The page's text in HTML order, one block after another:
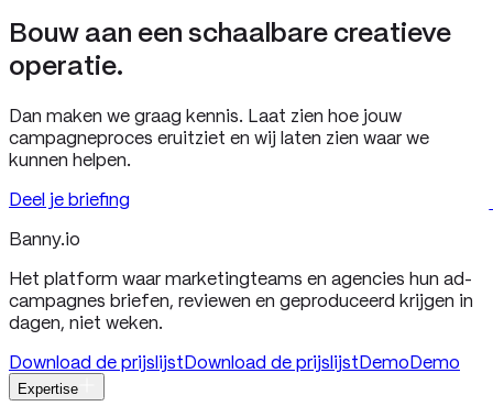
Bouw aan een schaalbare creatieve
operatie.
Dan maken we graag kennis. Laat zien hoe jouw
campagneproces eruitziet en wij laten zien waar we
kunnen helpen.
Deel je briefing
Banny.io
Het platform waar marketingteams en agencies hun ad-
campagnes briefen, reviewen en geproduceerd krijgen in
dagen, niet weken.
Download de prijslijstDownload de prijslijstDemoDemo
Expertise